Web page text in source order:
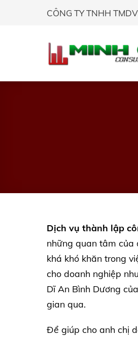
CÔNG TY TNHH
Dịch vụ thành lập
những quan tâm của
khá khó khăn trong
cho doanh nghiệp
Dĩ An Bình Dương
gian qua.
Để giúp cho anh chị